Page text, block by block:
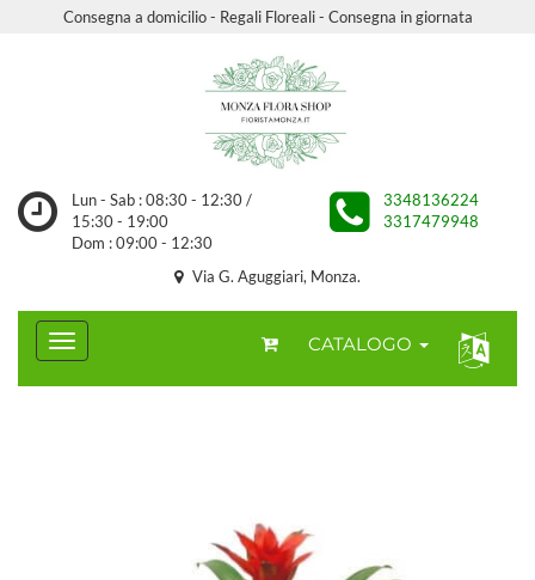
Consegna a domicilio - Regali Floreali - Consegna in giornata
Lun - Sab : 08:30 - 12:30 /
15:30 - 19:00
Dom : 09:00 - 12:30
3348136224
3317479948
Via G. Aguggiari, Monza.
CATALOGO